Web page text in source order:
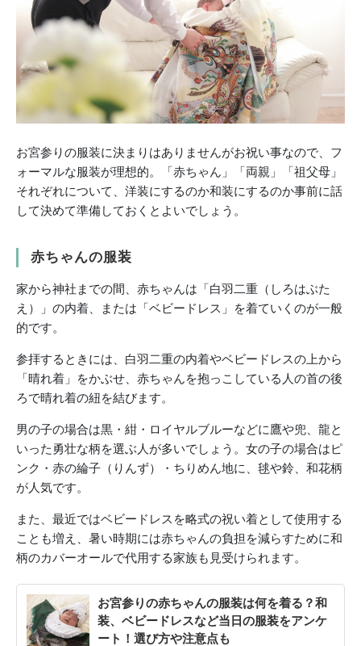
お宮参りの服装に決まりはありませんがお祝い事なので、フ
ォーマルな服装が理想的。「赤ちゃん」「両親」「祖父母」
それぞれについて、洋装にするのか和装にするのか事前に話
して決めて準備しておくとよいでしょう。
赤ちゃんの服装
家から神社までの間、赤ちゃんは「白羽二重（しろはぶた
え）」の内着、または「ベビードレス」を着ていくのが一般
的です。
参拝するときには、白羽二重の内着やベビードレスの上から
「晴れ着」をかぶせ、赤ちゃんを抱っこしている人の首の後
ろで晴れ着の紐を結びます。
男の子の場合は黒・紺・ロイヤルブルーなどに鷹や兜、龍と
いった勇壮な柄を選ぶ人が多いでしょう。女の子の場合はピ
ンク・赤の綸子（りんず）・ちりめん地に、毬や鈴、和花柄
が人気です。
また、最近ではベビードレスを略式の祝い着として使用する
ことも増え、暑い時期には赤ちゃんの負担を減らすために和
柄のカバーオールで代用する家族も見受けられます。
お宮参りの赤ちゃんの服装は何を着る？和
装、ベビードレスなど当日の服装をアンケ
ート！選び方や注意点も